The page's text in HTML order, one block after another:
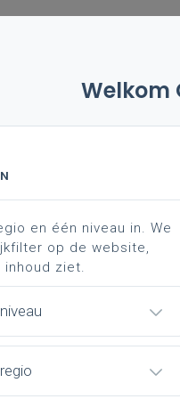
Stephanie
de voorstellen
Welkom
en één niveau in. We
op de website,
ziet.